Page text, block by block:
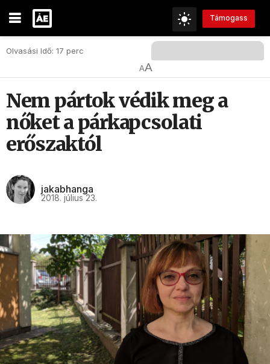
Támogass
Olvasási Idő: 17 perc
AA
Nem pártok védik meg a
nőket a párkapcsolati
erőszaktól
jakabhanga
2018. július 23.